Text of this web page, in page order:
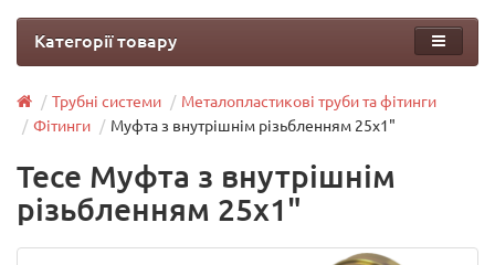
Категорії товару
Трубні системи
Металопластикові труби та фітинги
Фітинги
Муфта з внутрішнім різьбленням 25х1"
Tece Муфта з внутрішнім
різьбленням 25х1"